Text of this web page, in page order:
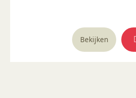
Bekijken